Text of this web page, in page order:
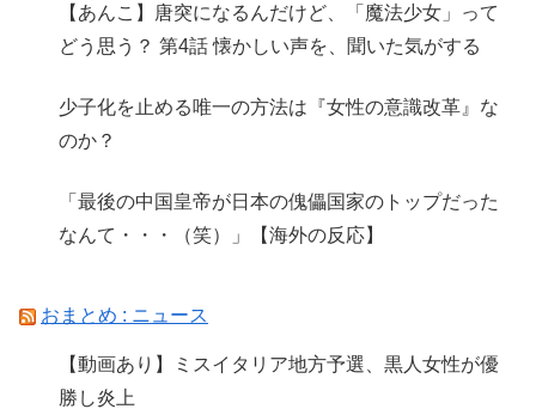
【あんこ】唐突になるんだけど、「魔法少女」って
どう思う？ 第4話 懐かしい声を、聞いた気がする
少子化を止める唯一の方法は『女性の意識改革』な
のか？
「最後の中国皇帝が日本の傀儡国家のトップだった
なんて・・・（笑）」【海外の反応】
おまとめ : ニュース
【動画あり】ミスイタリア地方予選、黒人女性が優
勝し炎上